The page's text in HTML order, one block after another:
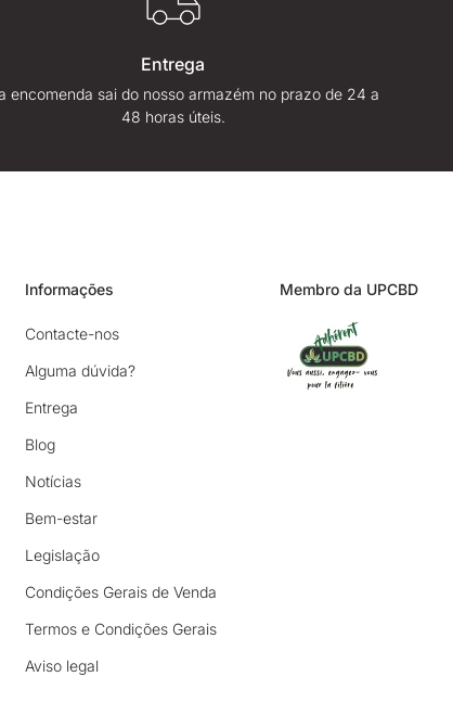
Entrega
encomenda sai do nosso armazém no prazo de 24 a
48 horas úteis.
Informações
Contacte-nos
Alguma dúvida?
Entrega
Blog
Notícias
Bem-estar
Legislação
Condições Gerais de Venda
Termos e Condições Gerais
Aviso legal
Membro da UPCBD